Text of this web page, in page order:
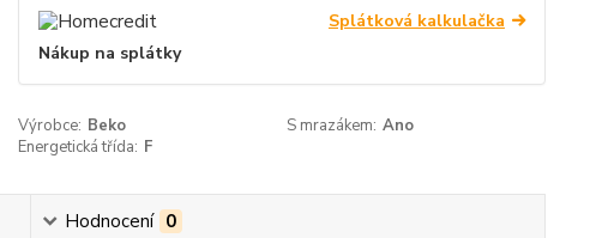
Splátková kalkulačka
Nákup na splátky
Výrobce: Beko S mrazákem: Ano
Energetická třída: F
Hodnocení 0